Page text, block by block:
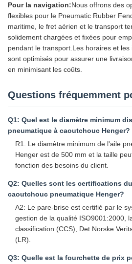
Pour la navigation:Nous offrons des
flexibles pour le Pneumatic Rubber
maritime, le fret aérien et le transport
solidement chargées et fixées pour
pendant le transport.Les horaires et les
sont optimisés pour assurer une
en minimisant les coûts.
Questions fréquemment
Q1: Quel est le diamètre minimum
pneumatique à caoutchouc Henger?
R1: Le diamètre minimum de l'aile
Henger est de 500 mm et la taille
fonction des besoins du client.
Q2: Quelles sont les certifications
caoutchouc pneumatique Henger?
A2: Le pare-brise est certifié par le
gestion de la qualité ISO9001:2000,
classification (CCS), Det Norske
(LR).
Q3: Quelle est la fourchette de prix